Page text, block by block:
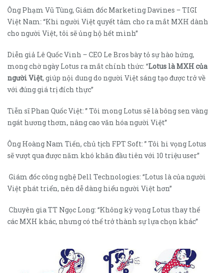
Ông Phạm Vũ Tùng, Giám đốc Marketing Davines – TIGI
Việt Nam: “Khi người Việt quyết tâm cho ra mắt MXH dành
cho người Việt, tôi sẽ ủng hộ hết mình”
Diễn giả Lê Quốc Vinh – CEO Le Bros bày tỏ sự hào hứng,
mong chờ ngày Lotus ra mắt chính thức: “Lotus là MXH của
người Việt, giúp nội dung do người Việt sáng tạo được trở về
với đúng giá trị đích thực”
Tiễn sĩ Phan Quốc Việt: ” Tôi mong Lotus sẽ là bông sen vàng
ngát hương thơm, nâng cao văn hóa người Việt”
Ông Hoàng Nam Tiến, chủ tịch FPT Soft: ” Tôi hi vọng Lotus
sẽ vượt qua được năm khó khăn đầu tiên với 10 triệu user”
Giám đốc công nghệ Dell Technologies: “Lotus là của người
Việt phát triển, nên dễ dàng hiểu người Việt hơn”
Chuyên gia TT Ngọc Long: “Không kỳ vọng Lotus thay thế
các MXH khác, nhưng có thể trở thành sự lựa chọn khác”